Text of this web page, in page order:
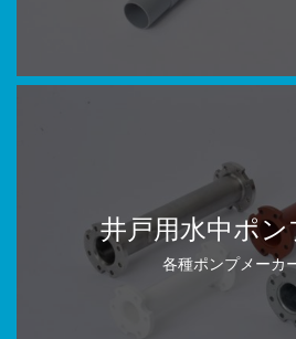
井戸用水中ポン
各種ポンプメーカ